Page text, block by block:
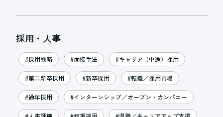
採用・人事
#採用戦略 #面接手法 #キャリア（中途）採用
#第二新卒採用 #新卒採用 #転職／採用市場
#通年採用 #インターンシップ／オープン・カンパニー